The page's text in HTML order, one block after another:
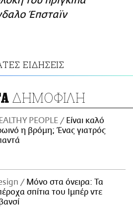
Έπσταϊν
ΕΙΔΗΣΕΙΣ
ΔΗΜΟΦΙΛΗ
PEOPLE
Είναι καλό
η βρόμη; Ένας γιατρός
Μόνο στα όνειρα: Τα
σπίτια του Ιμπέρ ντε